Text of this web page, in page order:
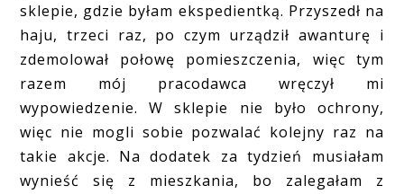
sklepie, gdzie byłam ekspedientką. Przyszedł na
haju, trzeci raz, po czym urządził awanturę i
zdemolował połowę pomieszczenia, więc tym
razem mój pracodawca wręczył mi
wypowiedzenie. W sklepie nie było ochrony,
więc nie mogli sobie pozwalać kolejny raz na
takie akcje. Na dodatek za tydzień musiałam
wynieść się z mieszkania, bo zalegałam z